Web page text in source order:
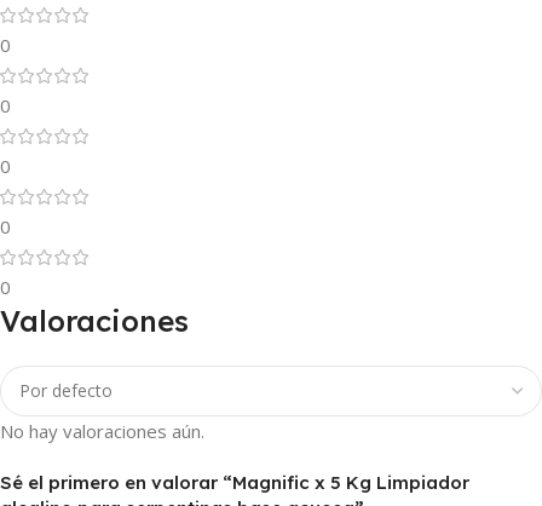
0
0
0
0
0
Valoraciones
No hay valoraciones aún.
Sé el primero en valorar “Magnific x 5 Kg Limpiador